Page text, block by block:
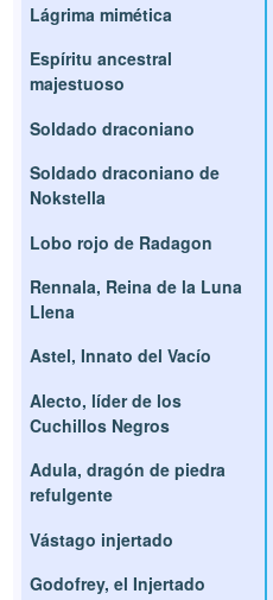
Lágrima mimética
Espíritu ancestral
majestuoso
Soldado draconiano
Soldado draconiano de
Nokstella
Lobo rojo de Radagon
Rennala, Reina de la Luna
Llena
Astel, Innato del Vacío
Alecto, líder de los
Cuchillos Negros
Adula, dragón de piedra
refulgente
Vástago injertado
Godofrey, el Injertado